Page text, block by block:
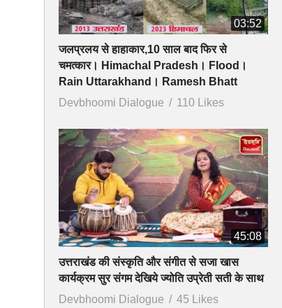
03:52
जलप्रलय से हाहाकार,10 साल बाद फिर से
चमत्कार। Himachal Pradesh। Flood।
Rain Uttarakhand। Ramesh Bhatt
Devbhoomi Dialogue
110 Likes
45:08
उत्तराखंड की संस्कृति और संगीत से सजा खास
कार्यक्रम सुर संगम देखिये ज्योति उप्रेती सती के साथ
Devbhoomi Dialogue
45 Likes